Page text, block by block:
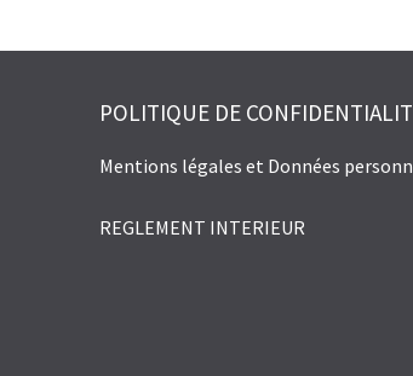
POLITIQUE DE
Mentions légales et Données
REGLEMENT INTERIEUR